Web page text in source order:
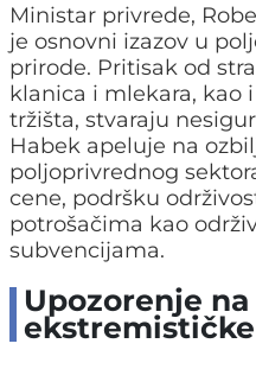
Ministar privrede,
je osnovni izazov u
prirode. Pritisak od
klanica i mlekara, kao
tržišta, stvaraju
Habek apeluje na
poljoprivrednog
cene, podršku
potrošačima kao
subvencijama.
Upozorenje